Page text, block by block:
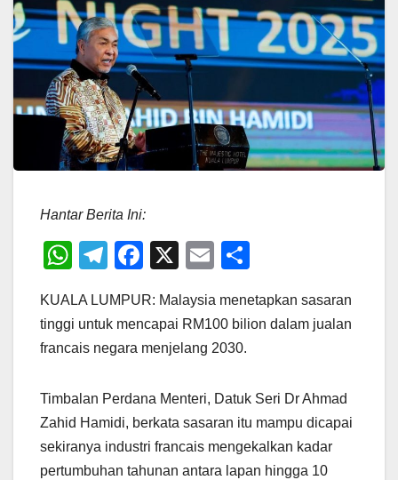
Hantar Berita Ini:
W
at
s
p
p
T
e
gr
m
F
c
e
o
o
k
X
E
ail ar
KUALA LUMPUR: Malaysia menetapkan sasaran
tinggi untuk mencapai RM100 bilion dalam jualan
francais negara menjelang 2030.
Timbalan Perdana Menteri, Datuk Seri Dr Ahmad
Zahid Hamidi, berkata sasaran itu mampu dicapai
sekiranya industri francais mengekalkan kadar
pertumbuhan tahunan antara lapan hingga 10